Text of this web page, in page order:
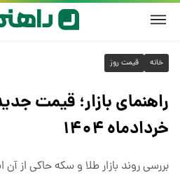
خانه قیمت روز
خردادماه ۱۴۰۴